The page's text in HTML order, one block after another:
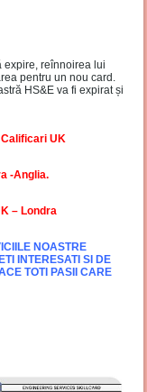
expire, reînnoirea lui
pentru un nou card.
HS&E va fi expirat și
UK
-Anglia.
– Londra
NOASTRE
INTERESATI SI DE
TOTI PASII CARE